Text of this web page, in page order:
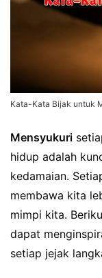
Kata-Kata Bijak untuk
Mensyukuri
hidup adalah
kedamaian.
membawa kita
mimpi kita.
dapat
setiap jejak